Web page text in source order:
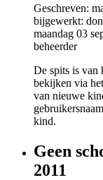
Geschreven:
bijgewerkt:
maandag 03
beheerder
De spits is van
bekijken via
van nieuwe
kind.
Geen
2011